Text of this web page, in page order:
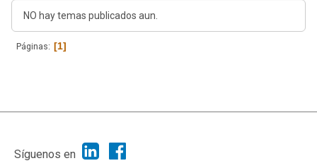
NO hay temas publicados aun.
Páginas 1
|
Síguenos en